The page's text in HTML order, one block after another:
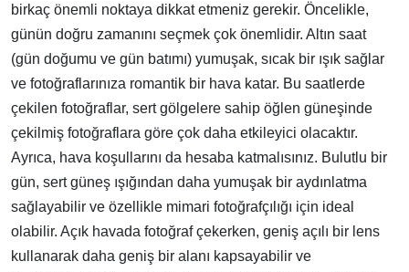
birkaç önemli noktaya dikkat etmeniz gerekir. Öncelikle,
günün doğru zamanını seçmek çok önemlidir. Altın saat
(gün doğumu ve gün batımı) yumuşak, sıcak bir ışık sağlar
ve fotoğraflarınıza romantik bir hava katar. Bu saatlerde
çekilen fotoğraflar, sert gölgelere sahip öğlen güneşinde
çekilmiş fotoğraflara göre çok daha etkileyici olacaktır.
Ayrıca, hava koşullarını da hesaba katmalısınız. Bulutlu bir
gün, sert güneş ışığından daha yumuşak bir aydınlatma
sağlayabilir ve özellikle mimari fotoğrafçılığı için ideal
olabilir. Açık havada fotoğraf çekerken, geniş açılı bir lens
kullanarak daha geniş bir alanı kapsayabilir ve